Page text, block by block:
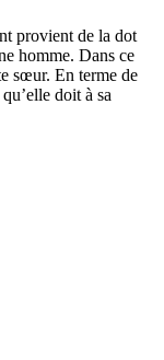
provient de la dot
homme. Dans ce
sœur. En terme de
doit à sa